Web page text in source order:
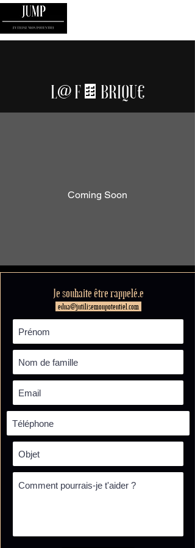
L@ F🍫BRIQU€
Coming Soon
Je souhaite être rappelé.e
edna@jutilisemonpotentiel.com